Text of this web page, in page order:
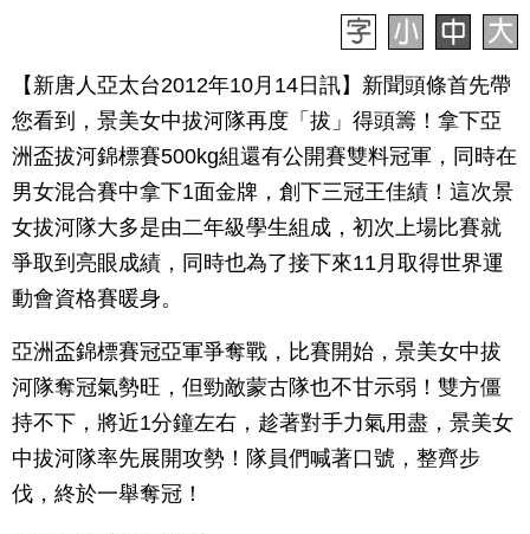
【新唐人亞太台2012年10月14日訊】新聞頭條首先帶
您看到，景美女中拔河隊再度「拔」得頭籌！拿下亞
洲盃拔河錦標賽500kg組還有公開賽雙料冠軍，同時在
男女混合賽中拿下1面金牌，創下三冠王佳績！這次景
女拔河隊大多是由二年級學生組成，初次上場比賽就
爭取到亮眼成績，同時也為了接下來11月取得世界運
動會資格賽暖身。
亞洲盃錦標賽冠亞軍爭奪戰，比賽開始，景美女中拔
河隊奪冠氣勢旺，但勁敵蒙古隊也不甘示弱！雙方僵
持不下，將近1分鐘左右，趁著對手力氣用盡，景美女
中拔河隊率先展開攻勢！隊員們喊著口號，整齊步
伐，終於一舉奪冠！